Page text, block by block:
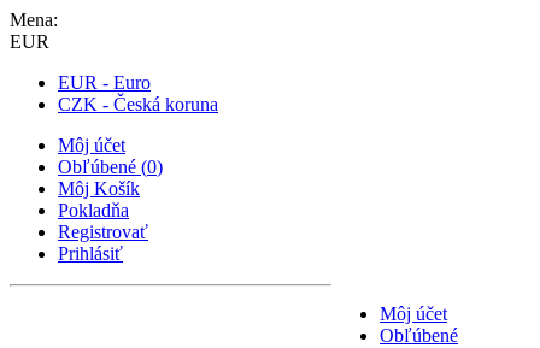
Mena:
EUR
EUR - Euro
CZK - Česká koruna
Môj účet
Obľúbené (0)
Môj Košík
Pokladňa
Registrovať
Prihlásiť
Môj účet
Obľúbené